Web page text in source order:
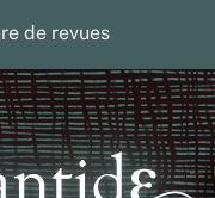
de revues